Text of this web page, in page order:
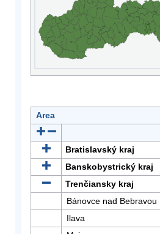
Area
Bratislavský kraj
Banskobystrický kraj
Trenčiansky kraj
Bánovce nad Bebravou
Ilava